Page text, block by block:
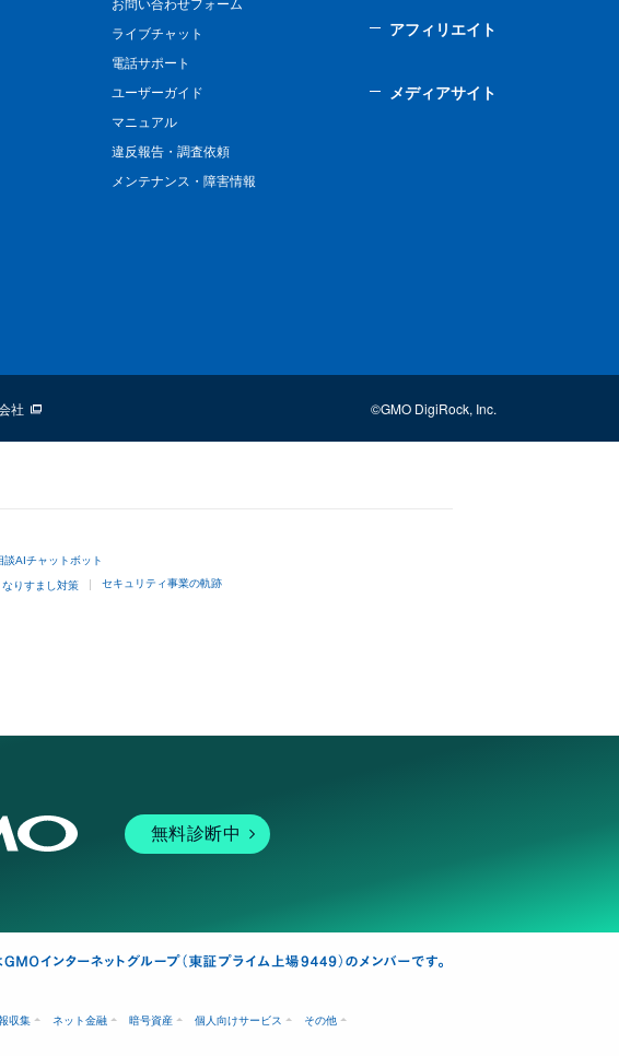
ライブチャット
電話サポート
ユーザーガイド
マニュアル
違反報告・調査依頼
メンテナンス・障害情報
アフィリエイト
メディアサイト
社 ©GMO DigiRock, Inc.
談AIチャットボット
なりすまし対策 セキュリティ事業の軌跡
無料診断中
収集 ネット金融 暗号資産 個人向けサービス その他